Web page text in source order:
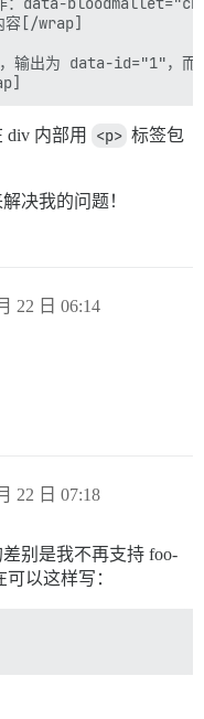
[/wrap]
，输出为 data-id="1"，
div 内部用 <p> 标签包
决我的问题！
22 日 06:14
22 日 07:18
别是我不再支持 foo-
以这样写：